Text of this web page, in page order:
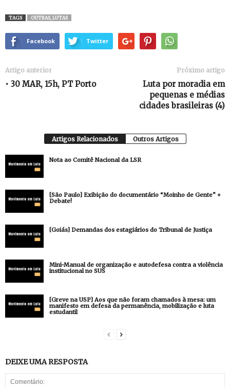
TAGS OUTRAS_LUTAS
Facebook Twitter
Artigo anterior
• 30 MAR, 15h, PT Porto
Próximo artigo
Luta por moradia em
pequenas e médias
cidades brasileiras (4)
Artigos Relacionados Outros Artigos
Nota ao Comitê Nacional da LSR
[São Paulo] Exibição do documentário “Moinho de Gente” +
Debate!
[Goiás] Demandas dos estagiários do Tribunal de Justiça
Mini-Manual de organização e autodefesa contra a violência
institucional no SUS
[Greve na USP] Aos que não foram chamados à mesa: um
manifesto em defesa da permanência, mobilização e luta
estudantil
DEIXE UMA RESPOSTA